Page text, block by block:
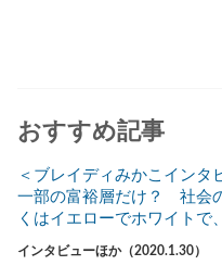
おすすめ記事
＜ブレイディみかこインタ
一部の富裕層だけ？ 社会
くはイエローでホワイトで
インタビューほか（2020.1.30）